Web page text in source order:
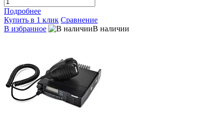
Подробнее
Купить в 1 клик Сравнение
В избранное
В наличии